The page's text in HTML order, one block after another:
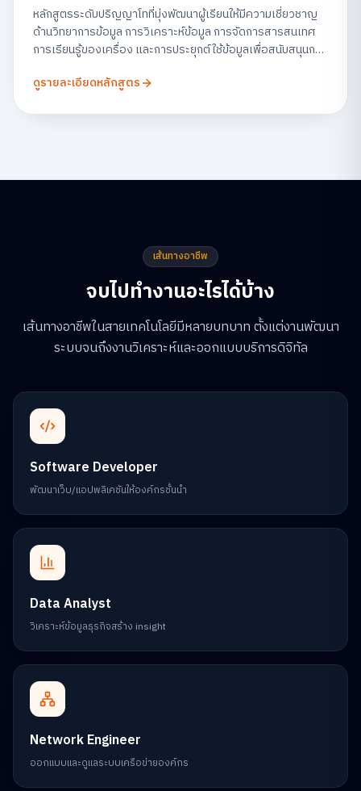
หลักสูตรระดับปริญญาโทที่มุ่งพัฒนาผู้เรียนให้มีความเชี่ยวชาญ
ด้านวิทยาการข้อมูล การวิเคราะห์ข้อมูล การจัดการสารสนเทศ
การเรียนรู้ของเครื่อง และการประยุกต์ใช้ข้อมูลเพื่อสนับสนุนการ
นวัตกรรมข้อมูลอย่างมีจริยธรรม
ดูรายละเอียดหลักสูตร
เส้นทางอาชีพ
จบไปทำงานอะไรได้บ้าง
เส้นทางอาชีพในสายเทคโนโลยีมีหลายบทบาท ตั้งแต่งานพัฒนา
ระบบจนถึงงานวิเคราะห์และออกแบบบริการดิจิทัล
Software Developer
พัฒนาเว็บ/แอปพลิเคชันให้องค์กรชั้นนำ
Data Analyst
วิเคราะห์ข้อมูลธุรกิจสร้าง insight
Network Engineer
ออกแบบและดูแลระบบเครือข่ายองค์กร